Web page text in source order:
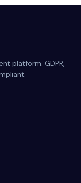
platform. GDPR,